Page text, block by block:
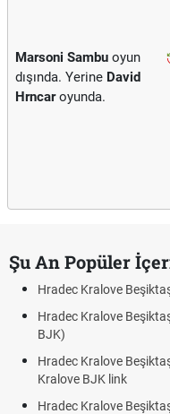
Marsoni Sambu oyun
dışında. Yerine David
Hrncaroyunda.
Şu An Popüler
Hradec Kralove
Hradec Kralove
BJK)
Hradec Kralove
Kralove BJK link
Hradec Kralove